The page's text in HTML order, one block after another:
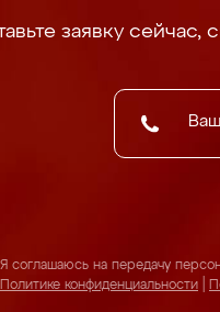
заявку сейчас,
Я соглашаюсь на передачу
Политике конфиденциальности